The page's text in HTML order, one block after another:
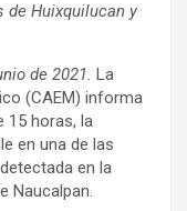
Huixquilucan y
de 2021. La
(CAEM) informa
15 horas, la
en una de las
en la
Naucalpan.